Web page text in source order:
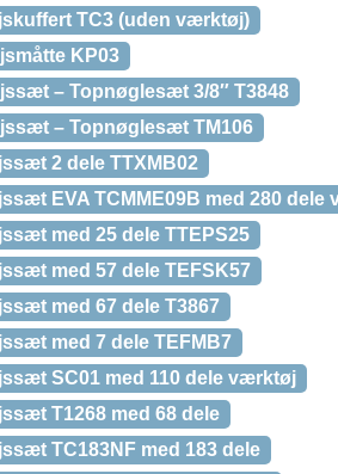
TC3 (uden værktøj)
KP03
– Topnøglesæt 3/8″ T3848
– Topnøglesæt TM106
2 dele TTXMB02
EVA TCMME09B med 280 dele
med 25 dele TTEPS25
med 57 dele TEFSK57
med 67 dele T3867
med 7 dele TEFMB7
SC01 med 110 dele værktøj
T1268 med 68 dele
TC183NF med 183 dele